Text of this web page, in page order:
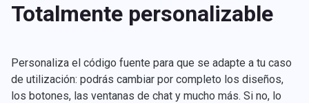
Totalmente personalizable
Personaliza el código fuente para que se adapte a tu caso
de utilización: podrás cambiar por completo los diseños,
los botones, las ventanas de chat y mucho más. Si no, lo